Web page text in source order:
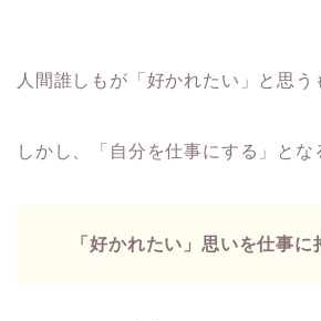
人間誰しもが「好かれたい」と思う
しかし、「自分を仕事にする」とな
「好かれたい」思いを仕事に